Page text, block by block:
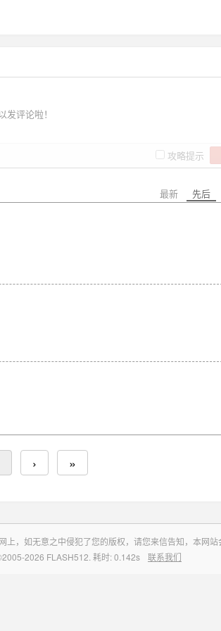
发评论啦！
攻略提示
最新 先后
› »
上，如无意之中侵犯了您的版权，请您来信告知，本网站
2026 FLASH512. 耗时: 0.142s
联系我们